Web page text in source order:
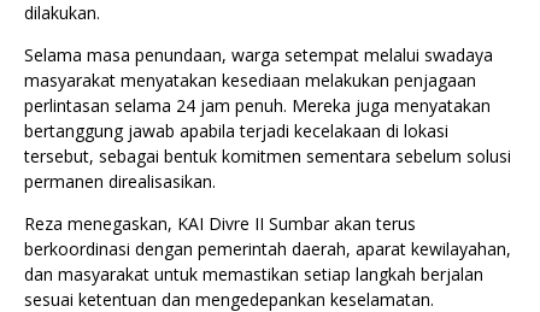
dilakukan.
Selama masa penundaan, warga setempat melalui swadaya
masyarakat menyatakan kesediaan melakukan penjagaan
perlintasan selama 24 jam penuh. Mereka juga menyatakan
bertanggung jawab apabila terjadi kecelakaan di lokasi
tersebut, sebagai bentuk komitmen sementara sebelum solusi
permanen direalisasikan.
Reza menegaskan, KAI Divre II Sumbar akan terus
berkoordinasi dengan pemerintah daerah, aparat kewilayahan,
dan masyarakat untuk memastikan setiap langkah berjalan
sesuai ketentuan dan mengedepankan keselamatan.